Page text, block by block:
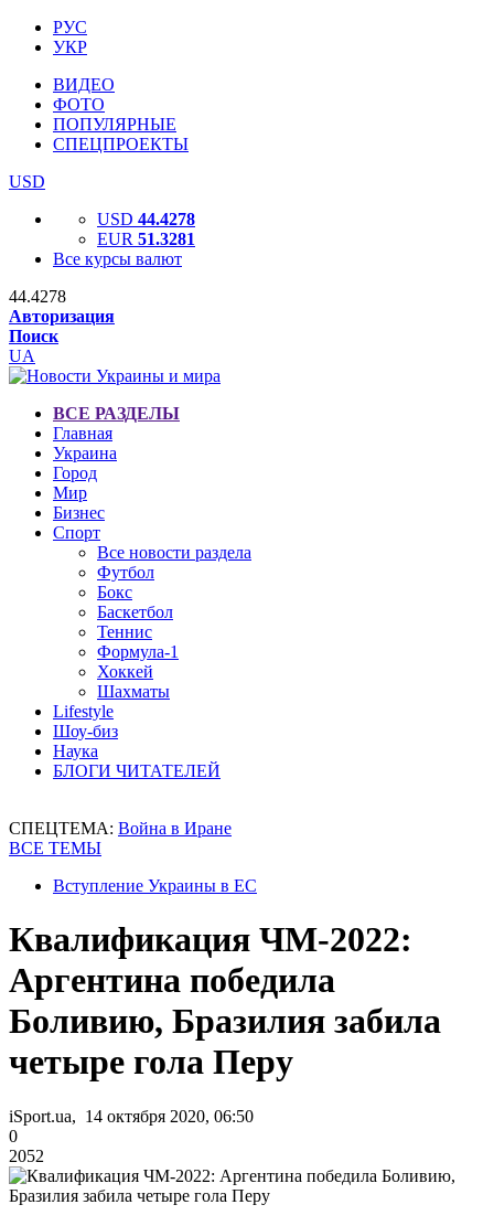
РУС
УКР
ВИДЕО
ФОТО
ПОПУЛЯРНЫЕ
СПЕЦПРОЕКТЫ
USD
USD 44.4278
EUR 51.3281
Все курсы валют
44.4278
Авторизация
Поиск
UA
ВСЕ РАЗДЕЛЫ
Главная
Украина
Город
Мир
Бизнес
Спорт
Все новости раздела
Футбол
Бокс
Баскетбол
Теннис
Формула-1
Хоккей
Шахматы
Lifestyle
Шоу-биз
Наука
БЛОГИ ЧИТАТЕЛЕЙ
СПЕЦТЕМА: Война в Иране
ВСЕ ТЕМЫ
Вступление Украины в ЕС
Квалификация ЧМ-2022:
Аргентина победила
Боливию, Бразилия забила
четыре гола Перу
iSport.ua, 14 октября 2020, 06:50
0
2052